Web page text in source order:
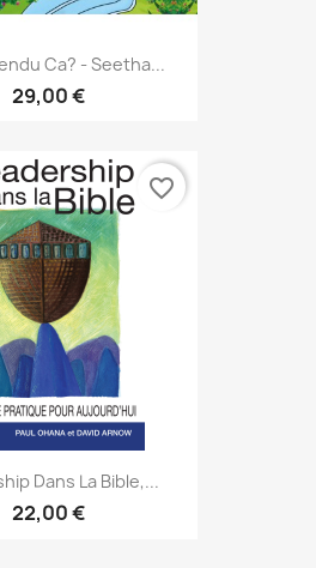
Ca? - Seetha...
29,00 €
Dans La Bible,...
22,00 €
favorite_border